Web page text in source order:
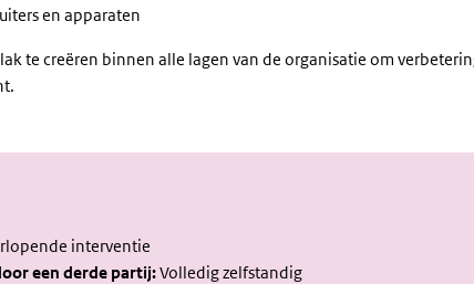
en apparaten
te creëren binnen alle lagen van de organisatie om
interventie
een derde partij:Volledig zelfstandig